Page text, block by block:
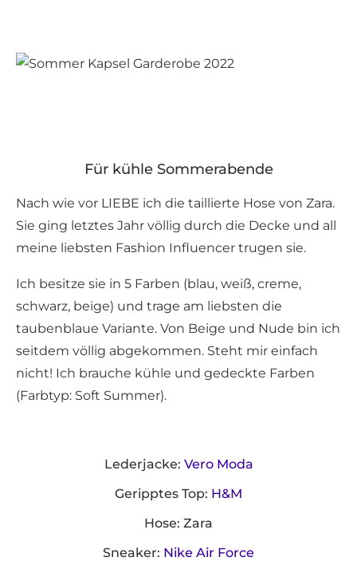
Für kühle Sommerabende
Nach wie vor LIEBE ich die taillierte Hose von Zara.
Sie ging letztes Jahr völlig durch die Decke und all
meine liebsten Fashion Influencer trugen sie.
Ich besitze sie in 5 Farben (blau, weiß, creme,
schwarz, beige) und trage am liebsten die
taubenblaue Variante. Von Beige und Nude bin ich
seitdem völlig abgekommen. Steht mir einfach
nicht! Ich brauche kühle und gedeckte Farben
(Farbtyp: Soft Summer).
Lederjacke: Vero Moda
Geripptes Top: H&M
Hose: Zara
Sneaker: Nike Air Force